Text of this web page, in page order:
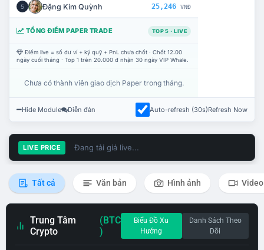
5 Đặng Kim Quỳnh 25,246 VNĐ
TỔNG ĐIỂM PAPER TRADE TOP 5 · LIVE
Điểm live = số dư ví + ký quỹ + PnL chưa chốt · Chốt 12:00
ngày cuối tháng · Top 1 trên 20.000 đ nhận 30 ngày VIP Whale.
Chưa có thành viên giao dịch Paper trong tháng.
Hide Module Diễn đàn Auto-refresh (30s)Refresh Now
LIVE PRICE Đang tải giá live...
Tất cả Văn bản Hình ảnh Video
Trung Tâm
Crypto
(BTC
)
Biểu Đồ Xu
Hướng
Danh Sách Theo
Dõi